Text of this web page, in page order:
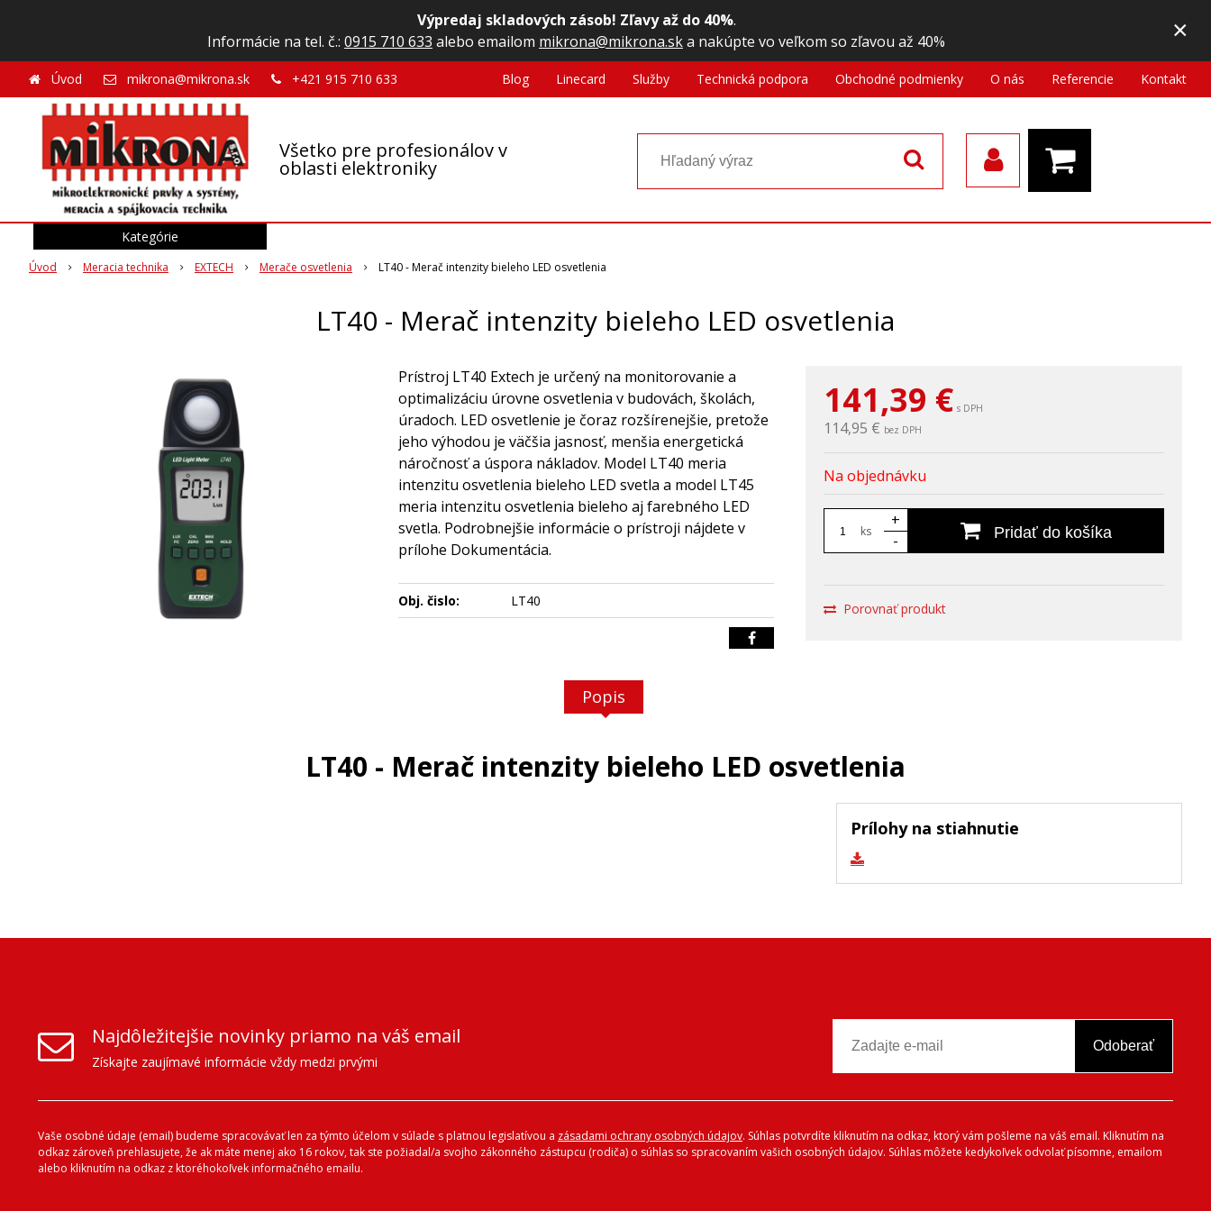
Výpredaj skladových zásob! Zľavy až do 40%.
Informácie na tel. č.: 0915 710 633 alebo emailom mikrona@mikrona.ska nakúpte vo veľkom so zľavou až 40% ×
Všetko pre profesionálov v
oblasti elektroniky
Úvod mikrona@mikrona.sk +421 915 710 633 Blog Linecard Služby Technická podpora Obchodné podmienky O nás Referencie Kontakt
Úvod Meracia technika EXTECH Merače osvetlenia LT40 - Merač intenzity bieleho LED osvetlenia
LT40 - Merač intenzity bieleho LED osvetlenia
141,39 € s DPH
114,95 € bez DPH
Na objednávku
ks
+
-
Pridať do košíka
Porovnať produkt
Prístroj LT40 Extech je určený na monitorovanie a
optimalizáciu úrovne osvetlenia v budovách, školách,
úradoch. LED osvetlenie je čoraz rozšírenejšie, pretože
jeho výhodou je väčšia jasnosť, menšia energetická
náročnosť a úspora nákladov. Model LT40 meria
intenzitu osvetlenia bieleho LED svetla a model LT45
meria intenzitu osvetlenia bieleho aj farebného LED
svetla. Podrobnejšie informácie o prístroji nájdete v
prílohe Dokumentácia.
Obj. čislo: LT40
Popis
LT40 - Merač intenzity bieleho LED osvetlenia
Prílohy na stiahnutie
Kategórie
Najdôležitejšie novinky priamo na váš email
Získajte zaujímavé informácie vždy medzi prvými
Odoberať
Vaše osobné údaje (email) budeme spracovávať len za týmto účelom v súlade s platnou legislatívou a zásadami ochrany osobných údajov. Súhlas potvrdíte kliknutím na odkaz, ktorý vám pošleme na váš email. Kliknutím na
odkaz zároveň prehlasujete, že ak máte menej ako 16 rokov, tak ste požiadal/a svojho zákonného zástupcu (rodiča) o súhlas so spracovaním vašich osobných údajov. Súhlas môžete kedykoľvek odvolať písomne, emailom
alebo kliknutím na odkaz z ktoréhokoľvek informačného emailu.